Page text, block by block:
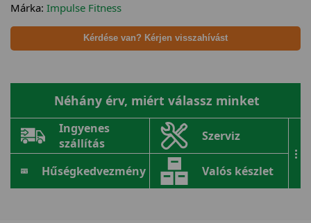
Márka: Impulse Fitness
Kérdése van? Kérjen visszahívást
Néhány érv, miért válassz minket
Ingyenes
szállítás
Szerviz
Hűségkedvezmény Valós készlet
...